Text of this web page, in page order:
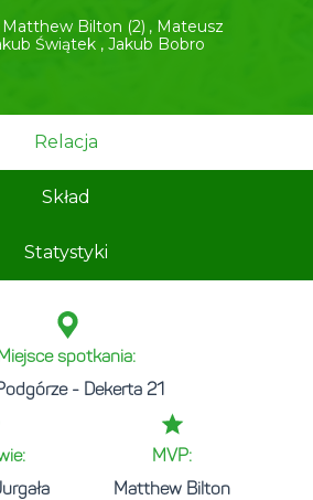
Matthew Bilton (2) , Mateusz
Świątek , Jakub Bobro
Relacja
Skład
Statystyki
Miejsce spotkania:
- Dekerta 21
MVP:
Matthew Bilton